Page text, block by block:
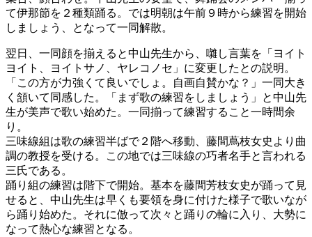
て伊那節を２種類踊る。では明朝は午前９時から練習を開始
しましょう、となって一同解散。
翌日、一同顔を揃えると中山先生から、囃し言葉を「ヨイト
ヨイト、ヨイトサノ、ヤレコノセ」に変更したとの説明。
「この方が力強くて良いでしょ。自画自賛かな？」一同大き
く頷いて同感した。「まず歌の練習をしましょう」と中山先
生が美声で歌い始めた。一同揃って練習すること一時間余
り。
三味線組は歌の練習半ばで２階へ移動、藤間蔦枝女史より曲
調の教授を受ける。この地では三味線の巧者名手と言われる
三氏である。
踊り組の練習は階下で開始。基本を藤間芳枝女史が踊って見
せると、中山先生は早くも要領を身に付けた様子で歌いなが
ら踊り始めた。それに倣って次々と踊りの輪に入り、大勢に
なって熱心な練習となる。